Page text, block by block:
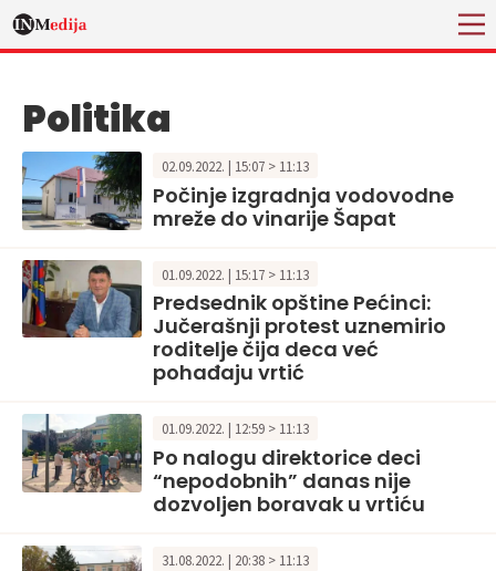
Politika
02.09.2022. | 15:07 > 11:13
Počinje izgradnja vodovodne
mreže do vinarije Šapat
01.09.2022. | 15:17 > 11:13
Predsednik opštine Pećinci:
Jučerašnji protest uznemirio
roditelje čija deca već
pohađaju vrtić
01.09.2022. | 12:59 > 11:13
Po nalogu direktorice deci
“nepodobnih” danas nije
dozvoljen boravak u vrtiću
31.08.2022. | 20:38 > 11:13